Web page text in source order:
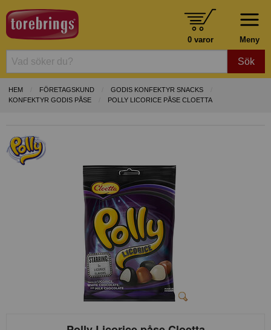
Meny
0 varor
Sök
HEM FÖRETAGSKUND
GODIS KONFEKTYR SNACKS
KONFEKTYR GODIS PÅSE
POLLY LICORICE PÅSE CLOETTA